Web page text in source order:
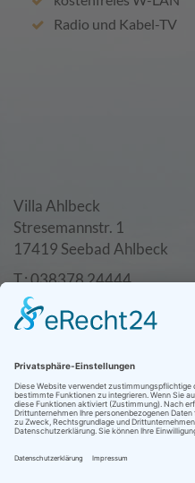
Radio und Kabel-TV
Villa Ahlbeck
Stresemannstr. 1
17419 Seebad Ahlbeck
T.: 038378 24444
F.: 038378 24455
info@villa-ahlbeck-